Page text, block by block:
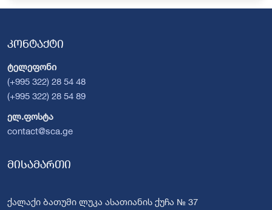
კონტაქტი
ტელეფონი
(+995 322) 28 54 48
(+995 322) 28 54 89
ელ.ფოსტა
contact@sca.ge
მისამართი
ქალაქი ბათუმი ლუკა ასათიანის ქუჩა № 37